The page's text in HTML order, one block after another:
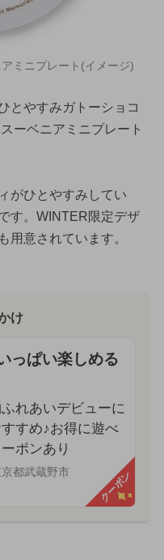
ミニプレート(イメージ)
とやすみガトーショコ
ーベニアミニプレート
がひとやすみしてい
す。WINTER限定デザ
用意されています。
け
っぱい楽しめる
れあいデビューに
すすめ♪お得に遊べ
ポンあり
都武蔵野市 クーポン